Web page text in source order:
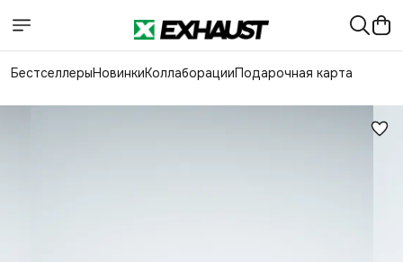
БестселлерыНовинкиКоллаборацииПодарочная карта